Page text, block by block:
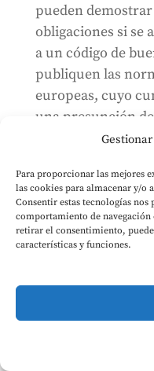
Para proporcionar las mejores
las cookies para almacenar y/o
Consentir estas tecnologías
comportamiento de
retirar el consentimiento,
características y funciones.
pueden
obligaciones si se
a un código de
publiquen las
europeas, cuyo
una presunción
proveedores que
alternativos
para su
Códigos de
Abarcará,